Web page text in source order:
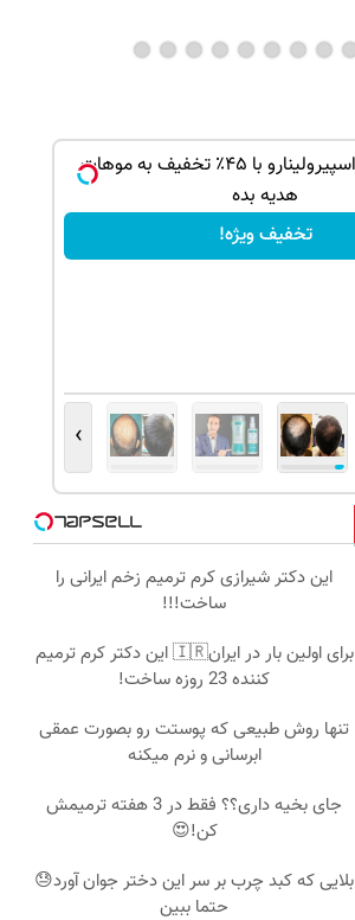
شامپو جلبک اسپیرولینارو با ۴۵٪ تخفیف به موهات
هدیه بده
تخفیف ویژه!
›
این دکتر شیرازی کرم ترمیم زخم ایرانی را
ساخت!!!
برای اولین بار در ایران🇮🇷 این دکتر کرم ترمیم
کننده 23 روزه ساخت!
تنها روش طبیعی که پوستت رو بصورت عمقی
ابرسانی و نرم میکنه
جای بخیه داری؟؟ فقط در 3 هفته ترمیمش
کن!😍
بلایی که کبد چرب بر سر این دختر جوان آورد😓
حتما ببین